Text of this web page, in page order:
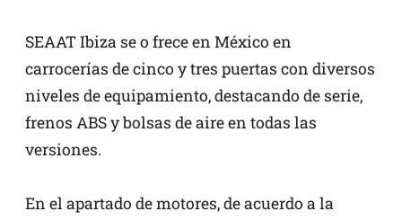
SEAAT Ibiza se o frece en México en
carrocerías de cinco y tres puertas con diversos
niveles de equipamiento, destacando de serie,
frenos ABS y bolsas de aire en todas las
versiones.
En el apartado de motores, de acuerdo a la